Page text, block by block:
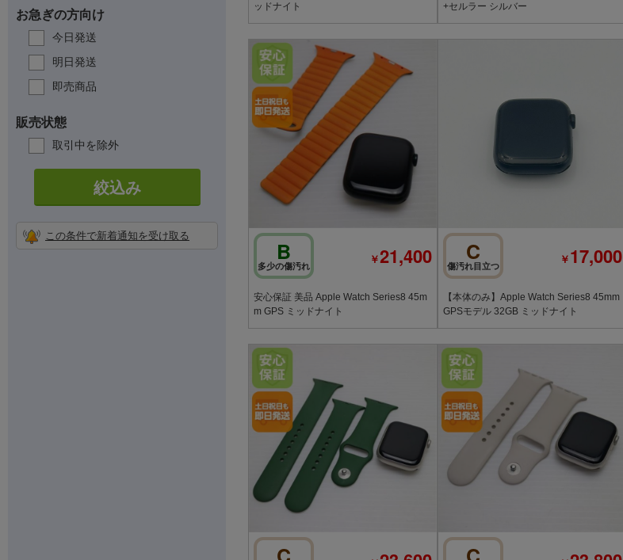
お急ぎの方向け
今日発送
明日発送
即売商品
販売状態
取引中を除外
絞込み
この条件で新着通知を受け取る
ッドナイト
+セルラー シルバー
B
多少の傷汚れ ￥21,400
安心保証 美品 Apple Watch Series8 45m
m GPS ミッドナイト
C
傷汚れ目立つ ￥17,000
【本体のみ】Apple Watch Series8 45mm
GPSモデル 32GB ミッドナイト